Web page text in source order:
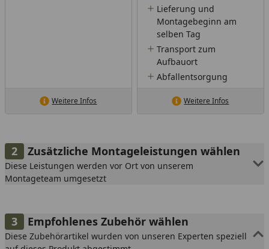
Weitere Infos
Lieferung und
Montagebeginn am
selben Tag
Transport zum
Aufbauort
Abfallentsorgung
Weitere Infos
Zusätzliche Montageleistungen wählen
Diese Leistungen werden vor Ort von unserem
Montageteam umgesetzt
Empfohlenes Zubehör wählen
Diese Zubehörartikel wurden von unseren Experten speziell